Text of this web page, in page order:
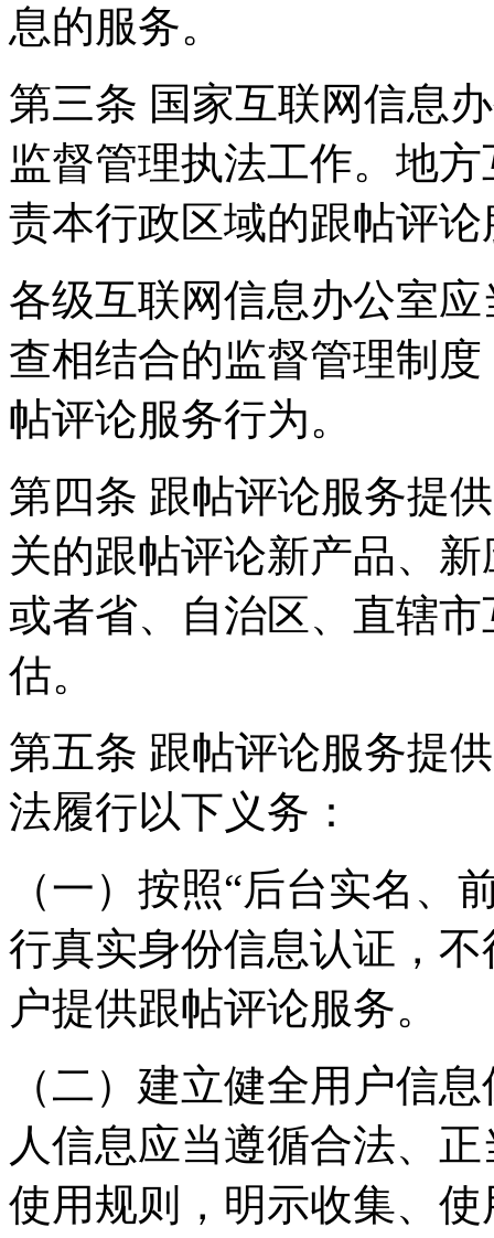
息的服务。
第三条 国家互联网信息
监督管理执法工作。地
责本行政区域的跟帖评
各级互联网信息办公室
查相结合的监督管理制
帖评论服务行为。
第四条 跟帖评论服务提
关的跟帖评论新产品、
或者省、自治区、直辖
估。
第五条 跟帖评论服务提
法履行以下义务：
（一）按照“后台实名、
行真实身份信息认证，
户提供跟帖评论服务。
（二）建立健全用户信
人信息应当遵循合法、
使用规则，明示收集、